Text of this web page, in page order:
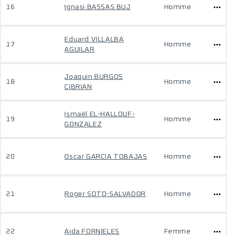
16 Ignasi BASSAS BUJ Homme
17
Eduard VILLALBA
AGUILAR
Homme
18
Joaquin BURGOS
CIBRIAN
Homme
19
Ismaël EL-HALLOUF-
GONZALEZ
Homme
20 Oscar GARCIA TOBAJAS Homme
21 Roger SOTO-SALVADOR Homme
22 Aida FORNIELES Femme